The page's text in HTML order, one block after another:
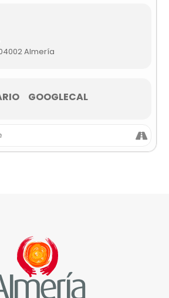
Almería
GOOGLECAL